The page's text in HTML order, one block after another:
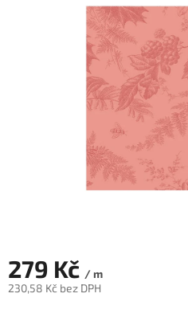
hvězdiček.
279 Kč / m
230,58 Kč bez DPH